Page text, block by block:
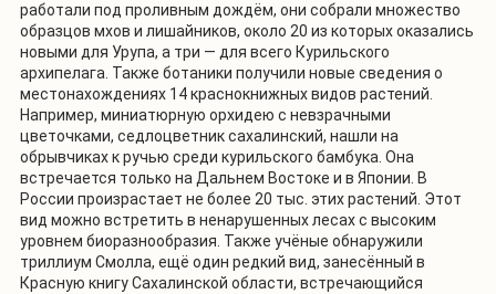
работали под проливным дождём, они собрали множество
образцов мхов и лишайников, около 20 из которых оказались
новыми для Урупа, а три — для всего Курильского
архипелага. Также ботаники получили новые сведения о
местонахождениях 14 краснокнижных видов растений.
Например, миниатюрную орхидею с невзрачными
цветочками, седлоцветник сахалинский, нашли на
обрывчиках к ручью среди курильского бамбука. Она
встречается только на Дальнем Востоке и в Японии. В
России произрастает не более 20 тыс. этих растений. Этот
вид можно встретить в ненарушенных лесах с высоким
уровнем биоразнообразия. Также учёные обнаружили
триллиум Смолла, ещё один редкий вид, занесённый в
Красную книгу Сахалинской области, встречающийся